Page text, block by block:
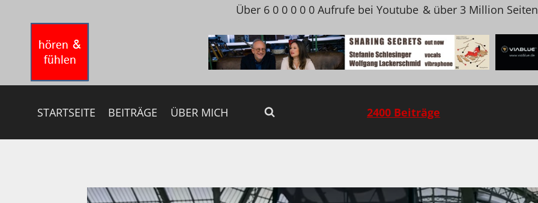
springen
Über 6 0 0 0 0 0 Aufrufe bei Youtube & über 3 Million
STARTSEITE BEITRÄGE ÜBER MICH 2400 Beiträge